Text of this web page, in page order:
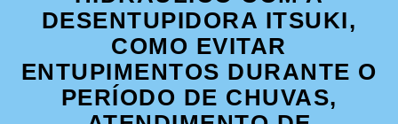
DESENTUPIDORA ITSUKI,
COMO EVITAR
ENTUPIMENTOS DURANTE O
PERÍODO DE CHUVAS,